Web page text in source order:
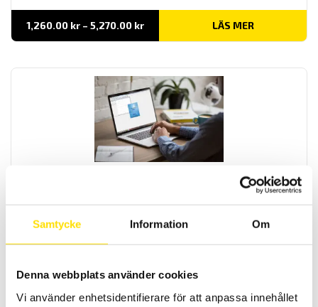
Samtycke Information Om
Denna webbplats använder cookies
Vi använder enhetsidentifierare för att anpassa innehållet
1,260.00 kr – 5,270.00 krPrisintervall:
till
LÄS MER
Scopix & CA922 – CA942 tillbehör för kommunikation
PC mjukvara SX-Metro för att kommunicera med Chauvin-Arnoux
och Metrix handhållna 2- och 4-kanals oscilloskop.